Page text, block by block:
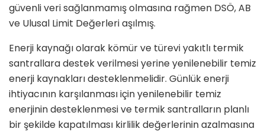
güvenli veri sağlanmamış olmasına rağmen DSÖ, AB
ve Ulusal Limit Değerleri aşılmış.
Enerji kaynağı olarak kömür ve türevi yakıtlı termik
santrallara destek verilmesi yerine yenilenebilir temiz
enerji kaynakları desteklenmelidir. Günlük enerji
ihtiyacının karşılanması için yenilenebilir temiz
enerjinin desteklenmesi ve termik santralların planlı
bir şekilde kapatılması kirlilik değerlerinin azalmasına